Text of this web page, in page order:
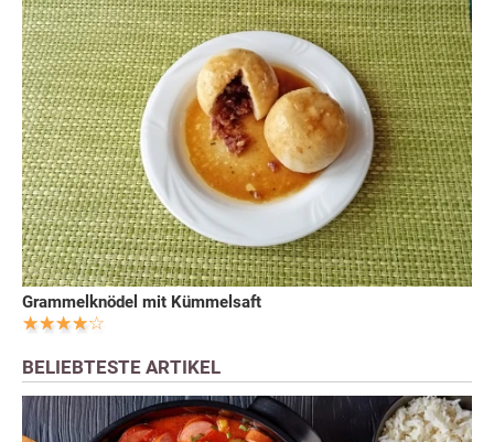
Grammelknödel mit Kümmelsaft
BELIEBTESTE ARTIKEL